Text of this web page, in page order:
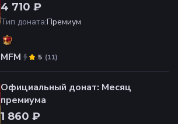
4 710 ₽
Тип доната:Премиум
MFM (11)
5
Официальный донат: Месяц
премиума
1 860 ₽